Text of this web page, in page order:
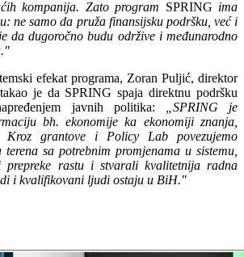
kompanija. Zato program SPRING ima
ne samo da pruža finansijsku podršku, već i
da dugoročno budu održive i međunarodno
efekat programa, Zoran Puljić, direktor
je da SPRING spaja direktnu podršku
javnih politika:
„SPRING je
bh. ekonomije ka ekonomiji znanja,
grantove i Policy Lab povezujemo
terena sa potrebnim promjenama u sistemu,
prepreke rastu i stvarali kvalitetnija radna
i kvalifikovani ljudi ostaju u BiH."